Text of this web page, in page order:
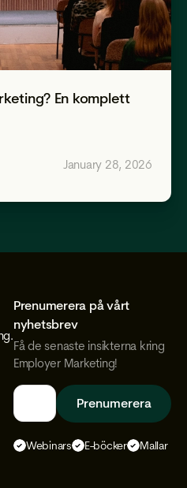
En komplett
January 28, 2026
Prenumerera på vårt
nyhetsbrev
Få de senaste insikterna kring
Employer Marketing!
Webinars E-böcker Mallar